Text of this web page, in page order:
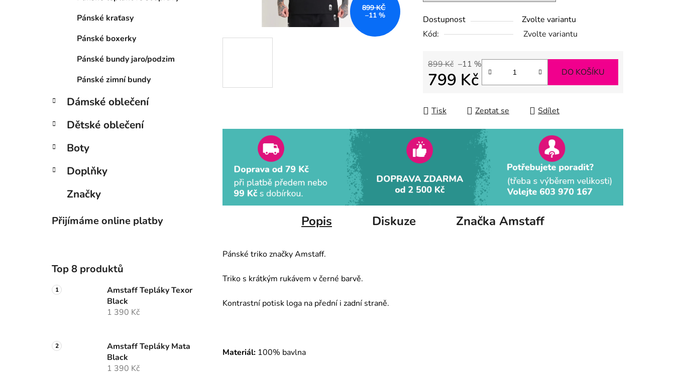
Pánské kraťasy
Pánské boxerky
Pánské bundy jaro/podzim
Pánské zimní bundy
Dámské oblečení
Dětské oblečení
Boty
Doplňky
Značky
Přijímáme online platby
Top 8 produktů
Amstaff Tepláky Texor
Black
1 390 Kč
Amstaff Tepláky Mata
Black
1 390 Kč
z
5
hvězdiček.
Dostupnost
Zvolte variantu
Kód:
Zvolte variantu
899 Kč –11 %
799 Kč DO KOŠÍKU
Tisk Zeptat se Sdílet
899 KČ
–11 %
Popis Diskuze Značka Amstaff
Pánské triko značky Amstaff.
Triko s krátkým rukávem v černé barvě.
Kontrastní potisk loga na přední i zadní straně.
Materiál: 100% bavlna